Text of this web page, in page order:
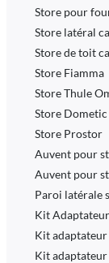
Store pour
Store latéral
Store de toit
Store Fiamma
Store Thule
Store Dometic
Store Prostor
Auvent pour
Auvent pour
Paroi latérale
Kit
Kit
Kit